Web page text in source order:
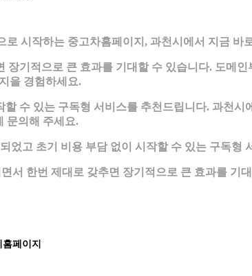
시작하는 중고차홈페이지, 과천시에서 지금 바
기적으로 큰 효과를 기대할 수 있습니다. 도메
을 경험하세요.
수 있는 구독형 서비스를 추천드립니다. 과천시
문의해 주세요.
었고 초기 비용 부담 없이 시작할 수 있는 구독형
서 한번 제대로 갖추면 장기적으로 큰 효과를 기
페이지